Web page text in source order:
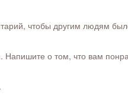
чтобы другим людям
о том, что вам